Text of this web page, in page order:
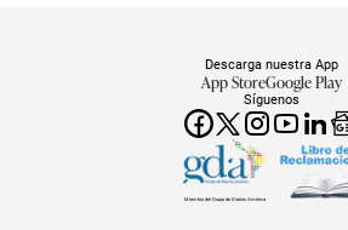
Síguenos
Descarga nuestra App
App StoreGoogle Play
Miembro del Grupo de Diarios América